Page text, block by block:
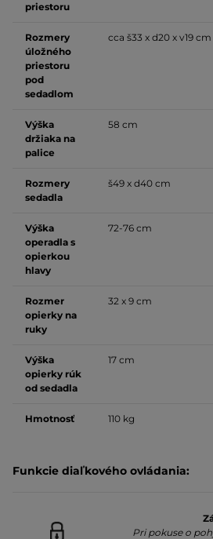
priestoru
Rozmery
úložného
priestoru
pod
sedadlom
cca š33 x d20 x v19 cm
Výška
držiaka na
palice
58 cm
Rozmery
sedadla
š49 x d40 cm
Výška
operadla s
opierkou
hlavy
72-76 cm
Rozmer
opierky na
ruky
32 x 9 cm
Výška
opierky rúk
od sedadla
17 cm
Hmotnosť 110 kg
Funkcie diaľkového ovládania:
Pri pokuse o